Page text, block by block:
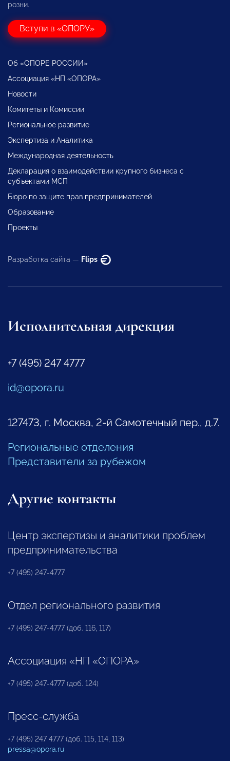
розни.
Вступи в «ОПОРУ»
Об «ОПОРЕ РОССИИ»
Ассоциация «НП «ОПОРА»
Новости
Комитеты и Комиссии
Региональное развитие
Экспертиза и Аналитика
Международная деятельность
Декларация о взаимодействии крупного бизнеса с
субъектами МСП
Бюро по защите прав предпринимателей
Образование
Проекты
Разработка сайта — Flips
Исполнительная дирекция
+7 (495) 247 4777
id@opora.ru
127473, г. Москва, 2-й Самотечный пер., д.7.
Региональные отделения
Представители за рубежом
Другие контакты
Центр экспертизы и аналитики проблем
предпринимательства
+7 (495) 247-4777
Отдел регионального развития
+7 (495) 247-4777 (доб. 116, 117)
Ассоциация «НП «ОПОРА»
+7 (495) 247-4777 (доб. 124)
Пресс-служба
+7 (495) 247 4777 (доб. 115, 114, 113)
pressa@opora.ru